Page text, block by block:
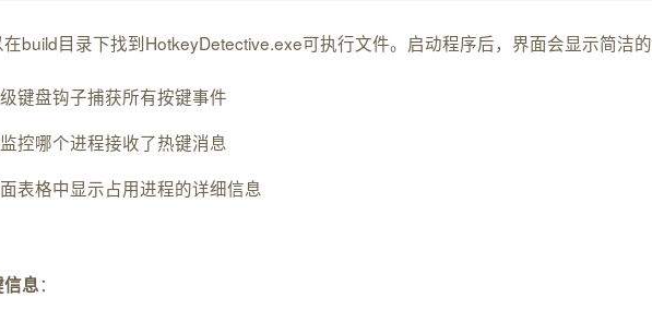
build目录下找到HotkeyDetective.exe可执行文件。启动程序后，界面会显示简
键盘钩子捕获所有按键事件
控哪个进程接收了热键消息
表格中显示占用进程的详细信息
息：